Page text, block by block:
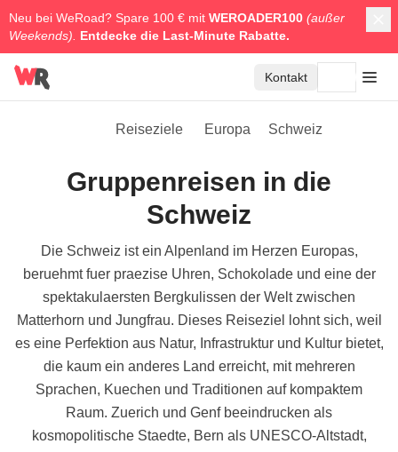
Neu bei WeRoad? Spare 100 € mit WEROADER100 (außer
Weekends).
Entdecke die Last-Minute Rabatte.
Kontakt
Reiseziele Europa Schweiz
Gruppenreisen in die
Schweiz
Die Schweiz ist ein Alpenland im Herzen Europas,
beruehmt fuer praezise Uhren, Schokolade und eine der
spektakulaersten Bergkulissen der Welt zwischen
Matterhorn und Jungfrau. Dieses Reiseziel lohnt sich, weil
es eine Perfektion aus Natur, Infrastruktur und Kultur bietet,
die kaum ein anderes Land erreicht, mit mehreren
Sprachen, Kuechen und Traditionen auf kompaktem
Raum. Zuerich und Genf beeindrucken als
kosmopolitische Staedte, Bern als UNESCO-Altstadt,